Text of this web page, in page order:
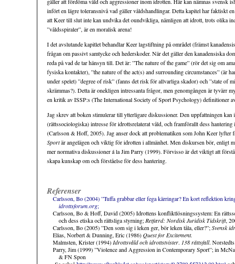
infört en lägre toleransnivå vad gäller våldshandlingar. Detta kapitel har faktiskt
att Keer till slut inte kan undvika det oundvikliga, nämligen att idrott, trots olika
”våldsspiraler”, är en moralisk arena!
I det avslutande kapitlet behandlar Keer lagstiftning på området (främst
frågan om passivt samtycke och hederskoder. När det gäller den kanadensiska
reda på vad de tar hänsyn till. Det är: ”The nature of the game” (rör det sig om
fysiska kontakter), ”the nature of the act(s) and surrounding circumstances” (är
under spelet) ”degree of risk” (fanns det risk för allvarliga skador) och ”state of
skrämmas?). Detta är onekligen intressanta frågor, men genomgången är tyvärr
en kritik av ISSP:s (The International Society of Sport Psychology) definitioner
Jag skrev att boken stimulerar till ytterligare diskussioner. Den uppfattningen
(rättssociologiska) intresse för idrottsrelaterat våld, och framförallt dess
(Carlsson & Hoff, 2005). Jag anser dock att problematiken som John Keer lyfter
Sportär angelägen och viktig för idrotten i allmänhet. Men diskursen bör, enligt
mer normativa diskussioner á la Jim Parry (1999). Förvisso är det viktigt att
skapa kunskap om och förståelse för dess hantering.
Referenser
Carlsson, Bo (2004) ”Tuffa grabbar eller fega kärringar? En kort reflektion
idrottsforum.org;
Carlsson, Bo & Hoff, David (2005) Idrottens konfliktlösningssystem: En
och dess etiska och rättsliga styrning; Retfærd: Nordisk Juridisk Tidskrift,
Carlsson, Bo (2005) ”Den som sig i leken ger, bör leken tåla, eller?”;Svensk
Elias, Norbert & Dunning, Eric (1986)Quest for Excitement.
Malmsten, Krister (1994) Idrottsvåld och idrottstvister. 138 rättsfall.
Parry, Jim (1999) ”Violence and Aggression in Contemporary Sport”; in
& FN Spon